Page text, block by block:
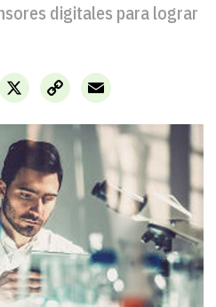
digitales para lograr
X
Copy
Link
Email